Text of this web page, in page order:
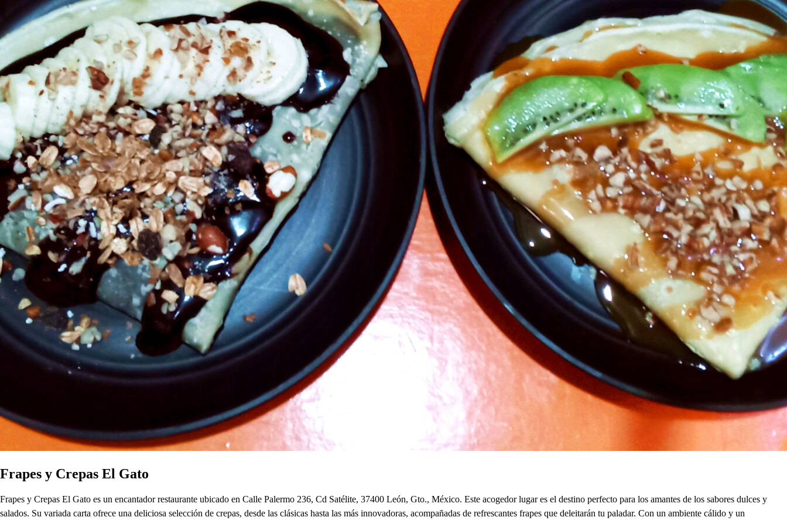
Frapes y Crepas El Gato
Frapes y Crepas El Gato es un encantador restaurante ubicado en Calle Palermo 236, Cd Satélite, 37400 León, Gto., México. Este acogedor lugar es el destino perfecto para los amantes de los sabores dulces y
salados. Su variada carta ofrece una deliciosa selección de crepas, desde las clásicas hasta las más innovadoras, acompañadas de refrescantes frapes que deleitarán tu paladar. Con un ambiente cálido y un